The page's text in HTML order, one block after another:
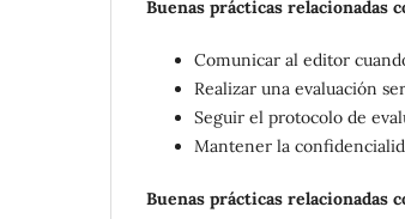
Buenas prácticas relacionadas
Comunicar al editor
Realizar una evaluación
Seguir el protocolo de
Mantener la
Buenas prácticas relacionadas